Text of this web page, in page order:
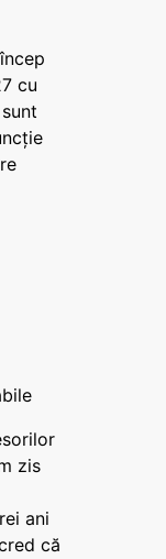
cu
zis
ani
că